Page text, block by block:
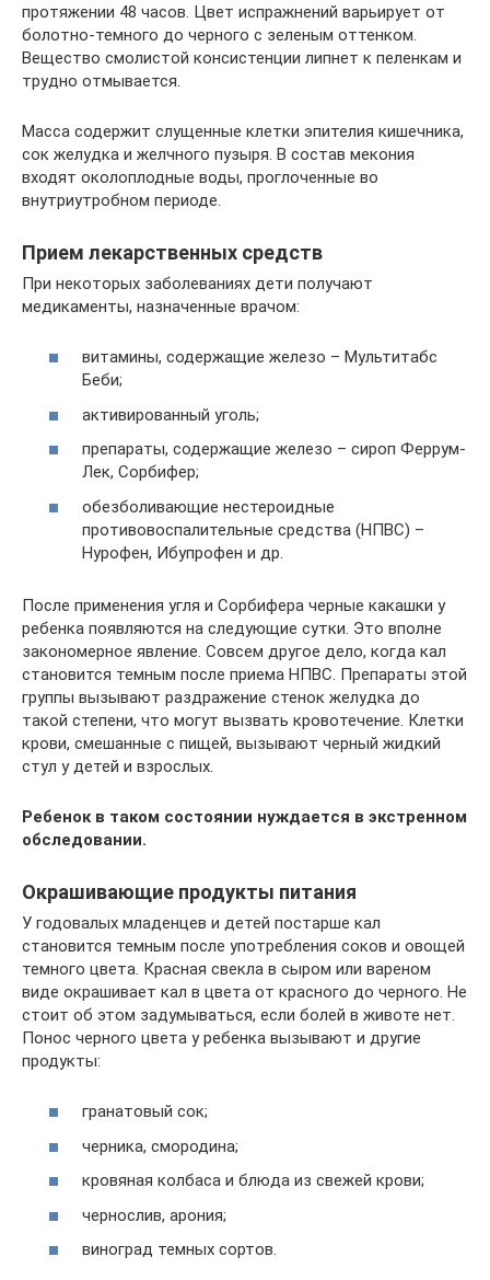
протяжении 48 часов. Цвет испражнений варьирует от
болотно-темного до черного с зеленым оттенком.
Вещество смолистой консистенции липнет к пеленкам и
трудно отмывается.
Масса содержит слущенные клетки эпителия кишечника,
сок желудка и желчного пузыря. В состав мекония
входят околоплодные воды, проглоченные во
внутриутробном периоде.
Прием лекарственных средств
При некоторых заболеваниях дети получают
медикаменты, назначенные врачом:
витамины, содержащие железо – Мультитабс
Беби;
активированный уголь;
препараты, содержащие железо – сироп Феррум-
Лек, Сорбифер;
обезболивающие нестероидные
противовоспалительные средства (НПВС) –
Нурофен, Ибупрофен и др.
После применения угля и Сорбифера черные какашки у
ребенка появляются на следующие сутки. Это вполне
закономерное явление. Совсем другое дело, когда кал
становится темным после приема НПВС. Препараты этой
группы вызывают раздражение стенок желудка до
такой степени, что могут вызвать кровотечение. Клетки
крови, смешанные с пищей, вызывают черный жидкий
стул у детей и взрослых.
Ребенок в таком состоянии нуждается в экстренном
обследовании.
Окрашивающие продукты питания
У годовалых младенцев и детей постарше кал
становится темным после употребления соков и овощей
темного цвета. Красная свекла в сыром или вареном
виде окрашивает кал в цвета от красного до черного. Не
стоит об этом задумываться, если болей в животе нет.
Понос черного цвета у ребенка вызывают и другие
продукты:
гранатовый сок;
черника, смородина;
кровяная колбаса и блюда из свежей крови;
чернослив, арония;
виноград темных сортов.